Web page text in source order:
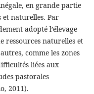
en grande partie
naturelles. Par
adopté l’élevage
ressources naturelles et
comme les zones
liées aux
pastorales
2011).